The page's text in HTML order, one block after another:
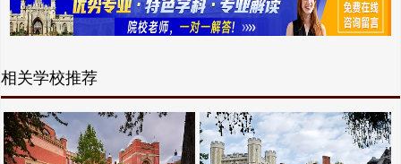
相关学校推荐